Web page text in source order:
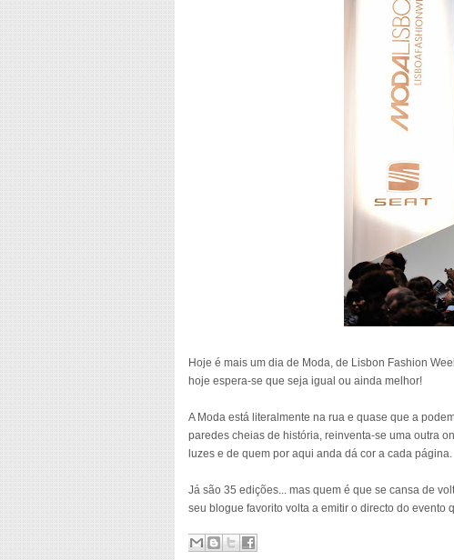
Hoje é mais um dia de Moda, de Lisbon Fashion
hoje espera-se que seja igual ou ainda melhor!
A Moda está literalmente na rua e quase que a
paredes cheias de história, reinventa-se uma outra
luzes e de quem por aqui anda dá cor a cada página.
Já são 35 edições... mas quem é que se cansa de
seu blogue favorito volta a emitir o directo do evento